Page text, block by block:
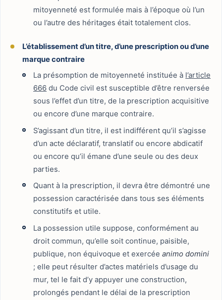
mitoyenneté est formulée mais à l’époque où l’un
ou l’autre des héritages était totalement clos.
L’établissement d’un titre, d’une prescription ou d’une
marque contraire
La présomption de mitoyenneté instituée à l’article
666 du Code civil est susceptible d’être renversée
sous l’effet d’un titre, de la prescription acquisitive
ou encore d’une marque contraire.
S’agissant d’un titre, il est indifférent qu’il s’agisse
d’un acte déclaratif, translatif ou encore abdicatif
ou encore qu’il émane d’une seule ou des deux
parties.
Quant à la prescription, il devra être démontré une
possession caractérisée dans tous ses éléments
constitutifs et utile.
La possession utile suppose, conformément au
droit commun, qu’elle soit continue, paisible,
publique, non équivoque et exercéeanimo domini
; elle peut résulter d’actes matériels d’usage du
mur, tel le fait d’y appuyer une construction,
prolongés pendant le délai de la prescription